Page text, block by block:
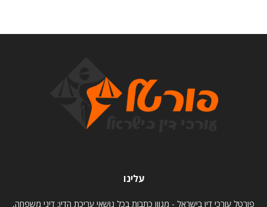
עלינו
פורטל עורכי דין בישראל - מגוון כתבות בכל נושאי עריכת הדין: דיני משפחה,